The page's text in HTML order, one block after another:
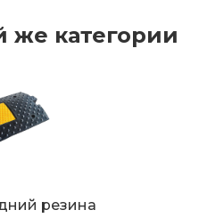
же категории
резина